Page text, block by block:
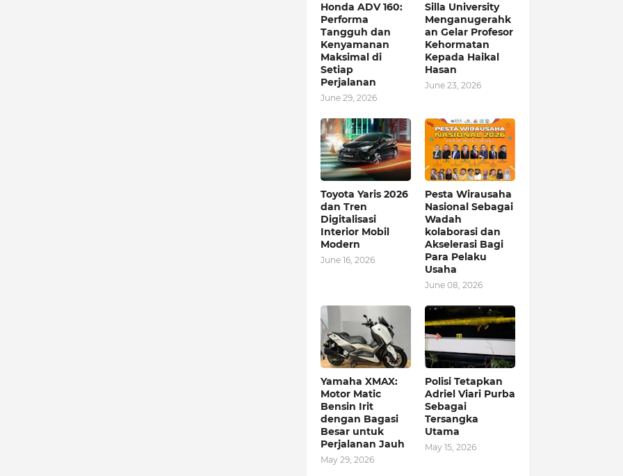
Honda ADV 160:
Performa
Tangguh dan
Kenyamanan
Maksimal di
Setiap
Perjalanan
June 29, 2026
Silla University
Menganugerahk
an Gelar Profesor
Kehormatan
Kepada Haikal
Hasan
June 23, 2026
Toyota Yaris 2026
dan Tren
Digitalisasi
Interior Mobil
Modern
June 16, 2026
Pesta Wirausaha
Nasional Sebagai
Wadah
kolaborasi dan
Akselerasi Bagi
Para Pelaku
Usaha
June 08, 2026
Yamaha XMAX:
Motor Matic
Bensin Irit
dengan Bagasi
Besar untuk
Perjalanan Jauh
May 29, 2026
Polisi Tetapkan
Adriel Viari Purba
Sebagai
Tersangka
Utama
May 15, 2026